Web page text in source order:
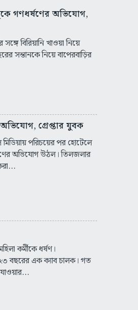
গণধর্ষণের অভিযোগ,
বিরিয়ানি খাওয়া নিয়ে
সন্তানকে নিয়ে বাপেরবাড়ির
গ্রেপ্তার যুবক
মিডিয়ায় পরিচয়ের পর হোটেলে
অভিযোগ উঠল। তিলজলার
কর্মীকে ধর্ষণ।
বছরের এক ক্যাব চালক। গত